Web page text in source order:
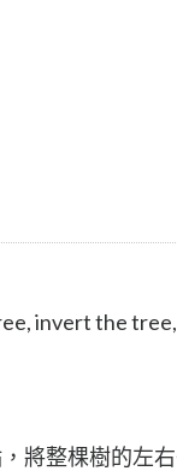
invert the
將整棵樹的左